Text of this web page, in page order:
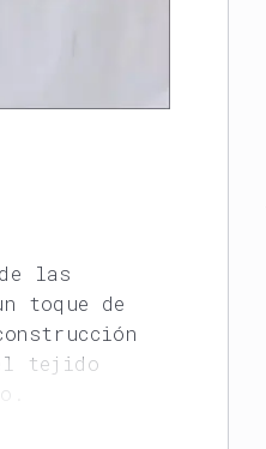
las
toque de
tejido